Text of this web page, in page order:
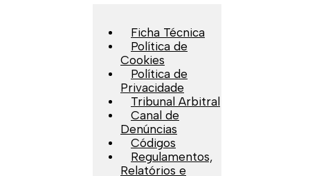
Ficha Técnica
Política de
Cookies
Política de
Privacidade
Tribunal Arbitral
Canal de
Denúncias
Códigos
Regulamentos,
Relatórios e